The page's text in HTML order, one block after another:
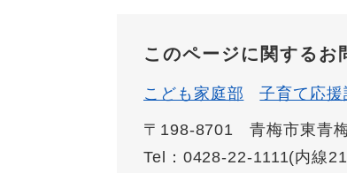
このページに関するお
こども家庭部 子育て応援
〒198-8701
青梅市東青
Tel：0428-22-1111(内線